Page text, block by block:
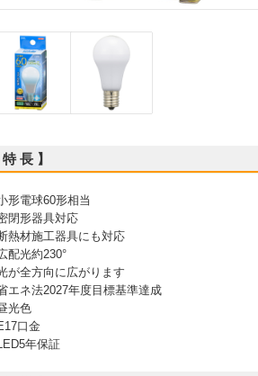
特 長 】
形電球60形相当
閉形器具対応
熱材施工器具にも対応
配光約230°
が全方向に広がります
エネ法2027年度目標基準達成
光色
口金
年保証